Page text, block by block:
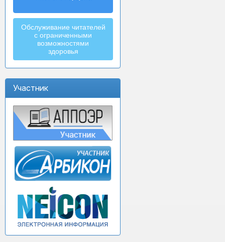
Обслуживание читателей
с ограниченными
возможностями
здоровья
Участник